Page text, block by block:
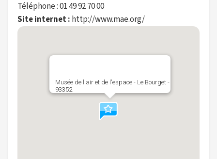
Téléphone : 01 49 92 70 00
Site internet : http://www.mae.org/
Musée de l'air et de l'espace - Le Bourget -
93352